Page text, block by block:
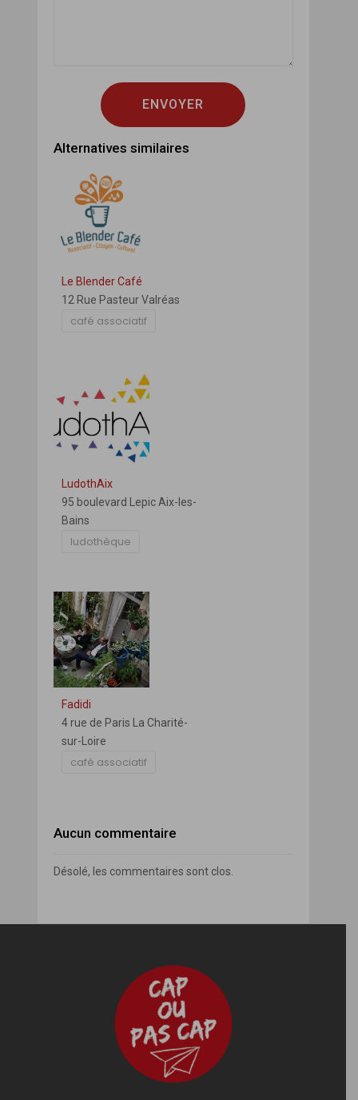
ENVOYER
Alternatives similaires
Le Blender Café
12 Rue Pasteur Valréas
café associatif
LudothAix
95 boulevard Lepic Aix-les-
Bains
ludothèque
Fadidi
4 rue de Paris La Charité-
sur-Loire
café associatif
Aucun commentaire
Désolé, les commentaires sont clos.